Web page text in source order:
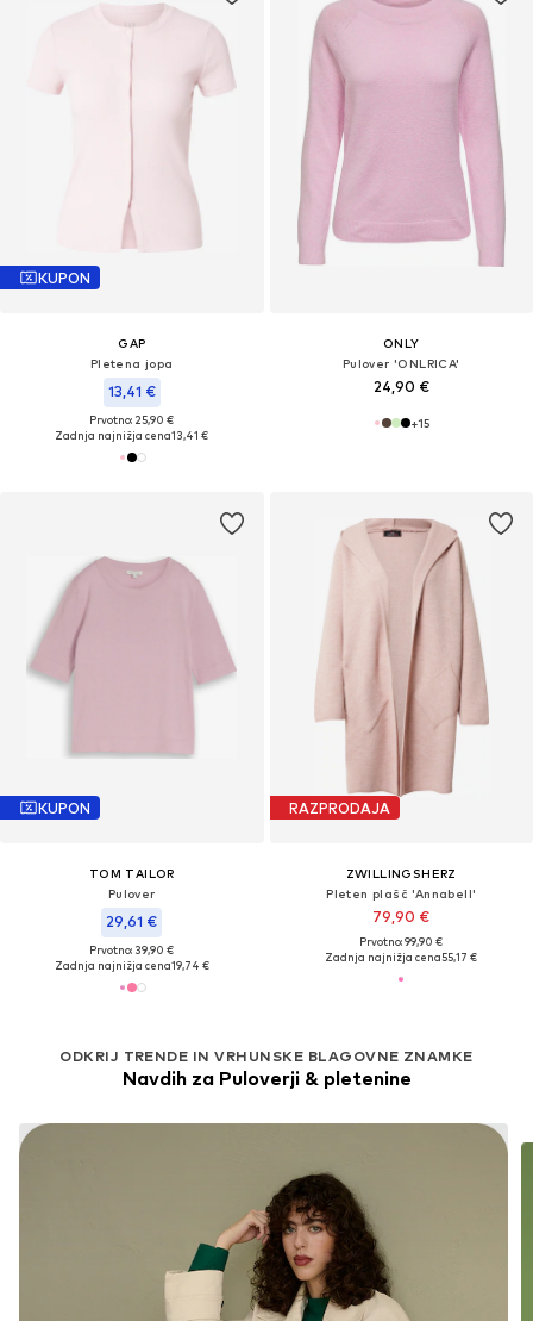
KUPON
GAP
Pletena jopa
13,41 €
Prvotno: 25,90 €
Zadnja najnižja cena13,41 €
ONLY
Pulover 'ONLRICA'
24,90 €
+15
KUPON
TOM TAILOR
Pulover
29,61 €
Prvotno: 39,90 €
Zadnja najnižja cena19,74 €
RAZPRODAJA
ZWILLINGSHERZ
Pleten plašč 'Annabell'
79,90 €
Prvotno: 99,90 €
Zadnja najnižja cena55,17 €
ODKRIJ TRENDE IN VRHUNSKE BLAGOVNE ZNAMKE
Navdih za Puloverji & pletenine